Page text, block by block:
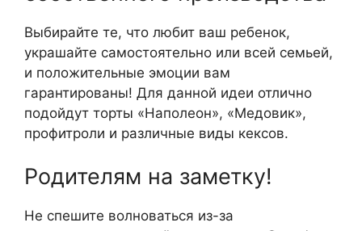
Выбирайте те, что любит ваш ребенок,
украшайте самостоятельно или всей семьей,
и положительные эмоции вам
гарантированы! Для данной идеи отлично
подойдут торты «Наполеон», «Медовик»,
профитроли и различные виды кексов.
Родителям на заметку!
Не спешите волноваться из-за